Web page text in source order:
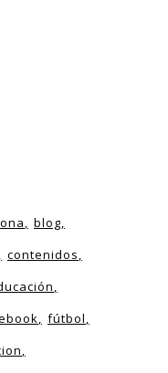
blog
contenidos
fútbol